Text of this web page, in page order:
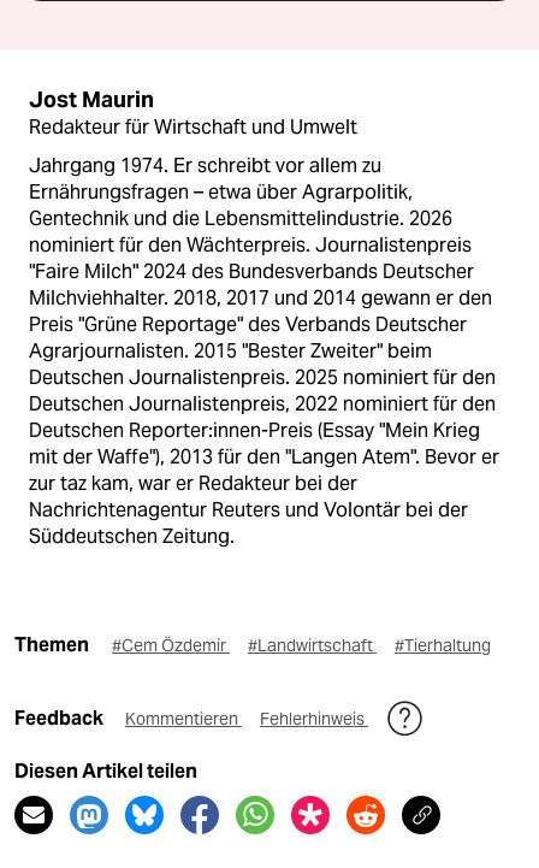
Jost Maurin
Redakteur für Wirtschaft und Umwelt
Jahrgang 1974. Er schreibt vor allem zu
Ernährungsfragen – etwa über Agrarpolitik,
Gentechnik und die Lebensmittelindustrie. 2026
nominiert für den Wächterpreis. Journalistenpreis
"Faire Milch" 2024 des Bundesverbands Deutscher
Milchviehhalter. 2018, 2017 und 2014 gewann er den
Preis "Grüne Reportage" des Verbands Deutscher
Agrarjournalisten. 2015 "Bester Zweiter" beim
Deutschen Journalistenpreis. 2025 nominiert für den
Deutschen Journalistenpreis, 2022 nominiert für den
Deutschen Reporter:innen-Preis (Essay "Mein Krieg
mit der Waffe"), 2013 für den "Langen Atem". Bevor er
zur taz kam, war er Redakteur bei der
Nachrichtenagentur Reuters und Volontär bei der
Süddeutschen Zeitung.
Themen #Cem Özdemir #Landwirtschaft #Tierhaltung
Feedback Kommentieren Fehlerhinweis
Diesen Artikel teilen